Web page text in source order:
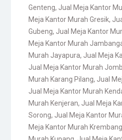
Genteng, Jual Meja Kantor
Meja Kantor Murah Gresik,
Gubeng, Jual Meja Kantor
Meja Kantor Murah
Murah Jayapura, Jual Meja
Jual Meja Kantor Murah
Murah Karang Pilang, Jual
Jual Meja Kantor Murah
Murah Kenjeran, Jual Meja
Sorong, Jual Meja Kantor
Meja Kantor Murah Krembang